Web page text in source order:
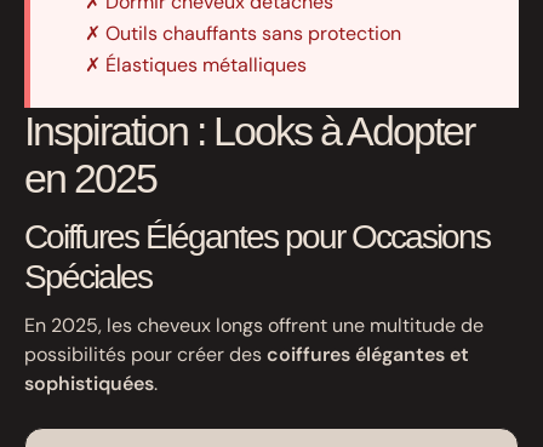
✗ Outils chauffants sans protection
✗ Élastiques métalliques
Inspiration : Looks à Adopter
en 2025
Coiffures Élégantes pour Occasions
Spéciales
En 2025, les cheveux longs offrent une multitude de
possibilités pour créer descoiffures élégantes et
sophistiquées.